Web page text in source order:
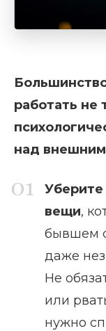
работать не
над
вещи,
бывшем
даже
Не
или
нужно